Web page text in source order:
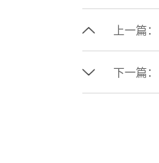
上一篇：
下一篇：